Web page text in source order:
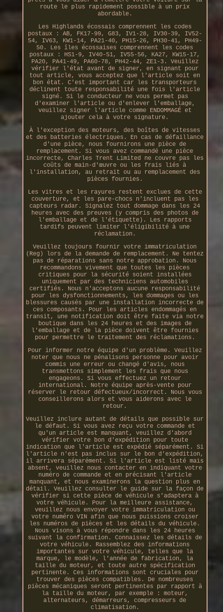
route le plus rapidement possible à un prix
abordable.
Les Highlands écossais comprennent les codes
postaux : AB, FK17-99, G83, IV1-28, IV30-39, IV52-
54, IV63, KW1-14, PA21-40, PH15-26, PH30-41, PH49-
50. Les îles écossaises comprennent les codes
postaux : HS1-9, IV40-51, IV55-56, KA27, KW15-17,
PA20, PA41-49, PA60-78, PH42-44, ZE1-3. Veuillez
vérifier l'état avant de signer, en signant pour
tout article, vous acceptez que l'article soit en
bon état. C'est important car les transporteurs
déclinent toute responsabilité une fois l'article
signé. Si le conducteur ne vous permet pas
d'examiner l'article ou d'enlever l'emballage,
veuillez signer l'article comme ENDOMMAGÉ et
ajouter cela à votre signature.
À l'exception des moteurs, des boîtes de vitesses
et des batteries électriques. En cas de défaillance
d'une pièce, nous fournirons une pièce de
remplacement. Si vous avez commandé une pièce
incorrecte, Charles Trent Limited ne couvre pas les
coûts de main-d'œuvre ou les frais liés à
l'installation, au retrait ou au remplacement des
pièces fournies.
Les vitres et les rayures restent exclues de cette
couverture, et les pare-chocs n'incluent pas les
capteurs radar. Signalez tout dommage dans les 24
heures avec des preuves (y compris des photos de
l'emballage et de l'étiquette). Les rapports
tardifs peuvent limiter l'éligibilité à une
réclamation.
Veuillez toujours fournir votre immatriculation
(Reg) lors de la demande de remplacement. Ne tentez
pas de réparations sans notre approbation. Nous
recommandons vivement que toutes les pièces
critiques pour la sécurité soient installées
uniquement par des techniciens automobiles
certifiés. Nous n'acceptons aucune responsabilité
pour les dysfonctionnements, les dommages ou les
blessures causés par une installation incorrecte de
ces composants. Pour les articles endommagés en
transit, une notification doit être faite via notre
boutique dans les 24 heures et des images de
l'emballage et de la pièce doivent être fournies
pour permettre le traitement des réclamations.
Pour informer notre équipe d'un problème. Veuillez
noter que nous ne pénalisons personne pour avoir
commis une erreur ou changé d'avis, nous
transmettons simplement les frais que nous
engageons. Si vous effectuez un retour
international. Notre équipe après-vente pour
réserver le retour défectueux/incorrect. Nous vous
conseillerons alors et vous aiderons avec le
retour.
Veuillez inclure autant de détails que possible sur
le défaut. Si vous avez reçu votre commande et
qu'un article est manquant, veuillez d'abord
vérifier votre bon d'expédition pour toute
indication que l'article est expédié séparément. Si
l'article n'est pas inclus sur le bon d'expédition,
il arrivera séparément. Si l'article est listé mais
absent, veuillez nous contacter en indiquant votre
numéro de commande et en précisant l'article
manquant, et nous examinerons la question plus en
détail. Veuillez consulter le guide sur la façon de
vérifier si cette pièce de véhicule s'adaptera à
votre véhicule. Pour la meilleure assistance,
veuillez nous envoyer votre immatriculation ou
votre numéro VIN afin que nous puissions croiser
les numéros de pièces et les détails du véhicule.
Nous visons à vous répondre dans les 24 heures
suivant la confirmation. Connaissez les détails de
votre véhicule. Rassemblez des informations
importantes sur votre véhicule, telles que la
marque, le modèle, l'année de fabrication, la
taille du moteur, et toute autre spécification
pertinente. Ces informations sont cruciales pour
trouver des pièces compatibles. De nombreuses
pièces mécaniques seront pertinentes par rapport à
la taille du moteur, par exemple : moteur,
alternateurs, démarreurs, compresseurs de
climatisation.